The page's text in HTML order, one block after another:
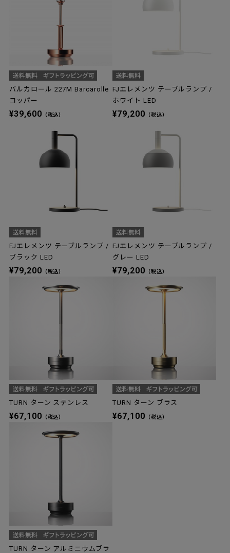
バルカロール 227M Barcarolle
コッパー
¥39,600 （税込）
FJエレメンツ テーブルランプ /
ホワイト LED
¥79,200 （税込）
FJエレメンツ テーブルランプ /
ブラック LED
¥79,200 （税込）
FJエレメンツ テーブルランプ /
グレー LED
¥79,200 （税込）
TURN ターン ステンレス
¥67,100 （税込）
TURN ターン ブラス
¥67,100 （税込）
TURN ターン アルミニウムブラ